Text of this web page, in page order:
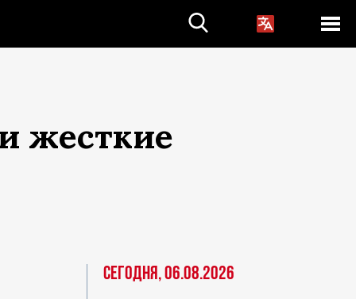
жесткие
Сегодня, 06.08.2026